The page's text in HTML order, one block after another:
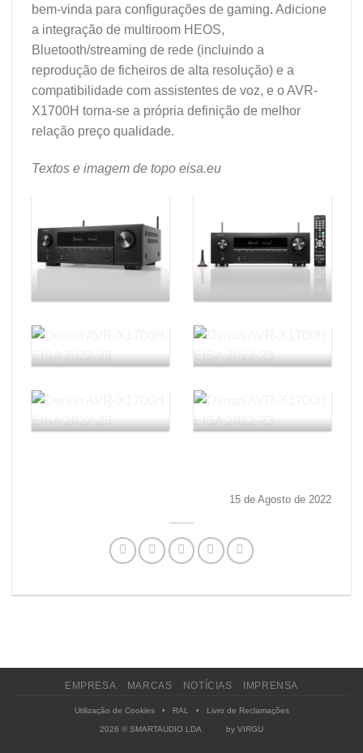
bem-vinda para configurações de gaming. Adicione
a integração de multiroom HEOS,
Bluetooth/streaming de rede (incluindo a
reprodução de ficheiros de alta resolução) e a
compatibilidade com assistentes de voz, e o AVR-
X1700H torna-se a própria definição de melhor
relação preço qualidade.
Textos e imagem de topo eisa.eu
15 de Agosto de 2022
EMPRESA MARCAS NOTÍCIAS IMPRENSA
Utilização de Cookies• RAL • Livro de Reclamações
2026 © SMARTAUDIO LDA by VIRGU